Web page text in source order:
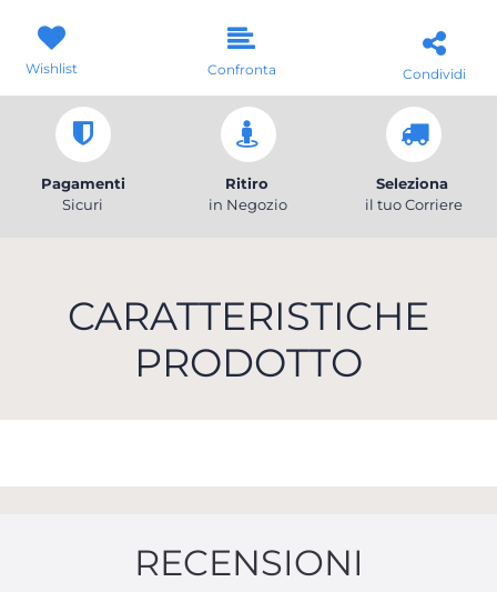
Wishlist Confronta Condividi
Pagamenti
Sicuri
Ritiro
in Negozio
Seleziona
il tuo Corriere
CARATTERISTICHE
PRODOTTO
RECENSIONI